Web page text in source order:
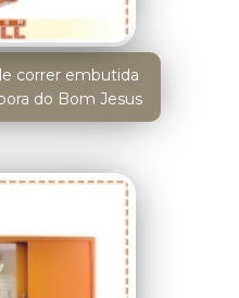
correr embutida
do Bom Jesus